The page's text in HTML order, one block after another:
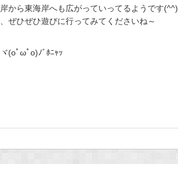
から東海岸へも広がっていってるようです(^^)
ぜひぜひ遊びに行ってみてくださいね～
(oﾟωﾟo)ﾉﾞﾎﾆｬｯ